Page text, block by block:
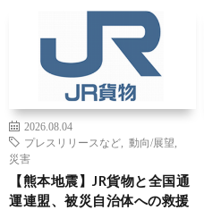
2026.08.04
プレスリリースなど
動向/展望
災害
【熊本地震】JR貨物と全国通
運連盟、被災自治体への救援